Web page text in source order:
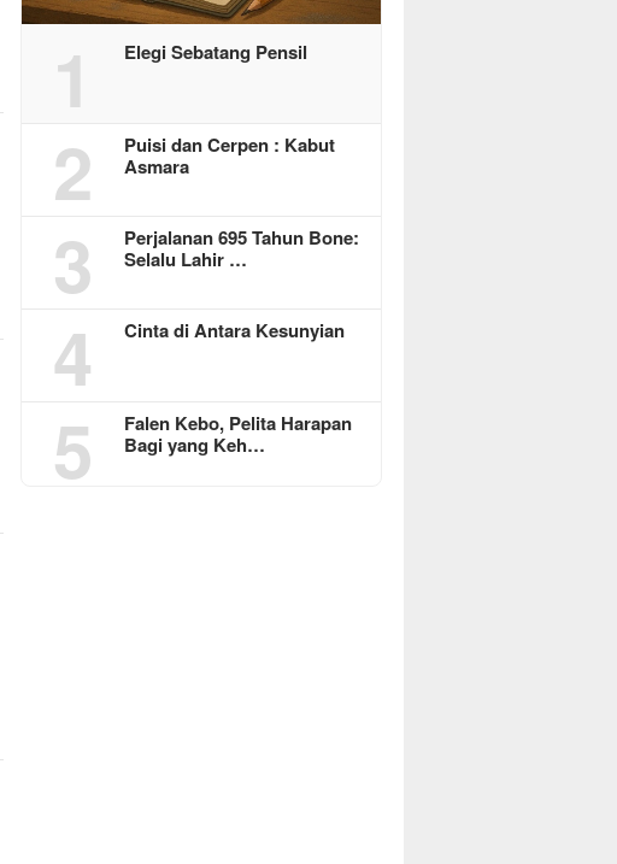
1 Elegi Sebatang Pensil
2
Puisi dan Cerpen : Kabut
Asmara
3
Perjalanan 695 Tahun Bone:
Selalu Lahir …
4 Cinta di Antara Kesunyian
5
Falen Kebo, Pelita Harapan
Bagi yang Keh…